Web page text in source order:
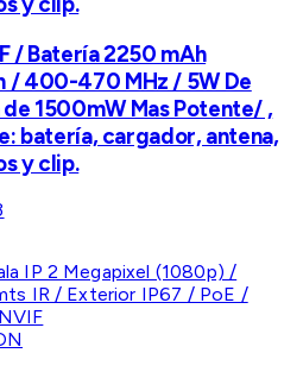
/ Batería 2250 mAh
/ 400-470 MHz / 5W De
1500mW Mas Potente/ ,
batería, cargador, antena,
y clip.